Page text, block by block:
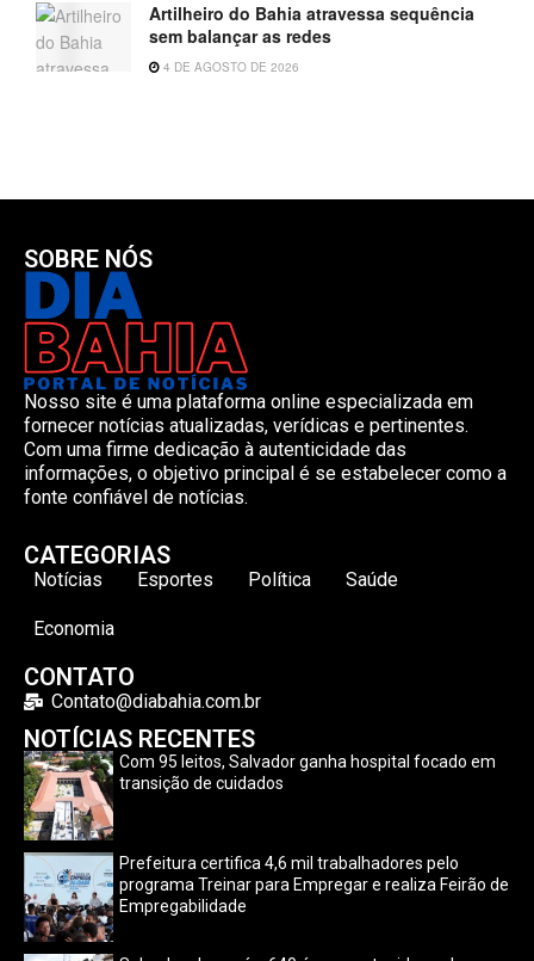
Artilheiro do Bahia atravessa sequência
sem balançar as redes
4 DE AGOSTO DE 2026
SOBRE NÓS
Nosso site é uma plataforma online especializada em
fornecer notícias atualizadas, verídicas e pertinentes.
Com uma firme dedicação à autenticidade das
informações, o objetivo principal é se estabelecer como a
fonte confiável de notícias.
CATEGORIAS
Notícias Esportes Política Saúde
Economia
CONTATO
Contato@diabahia.com.br
NOTÍCIAS RECENTES
Com 95 leitos, Salvador ganha hospital focado em
transição de cuidados
Prefeitura certifica 4,6 mil trabalhadores pelo
programa Treinar para Empregar e realiza Feirão de
Empregabilidade